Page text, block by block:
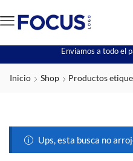
Enviamos a todo el
Inicio Shop Productos
Ups, esta busca no